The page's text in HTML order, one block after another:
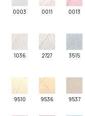
0003 0011 0013
1036 2727 3515
9510 9536 9537